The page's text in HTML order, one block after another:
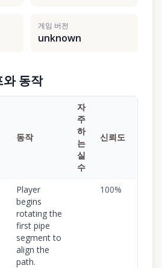
게임 버전
unknown
와 동작
동작
자
주
하
는
실
수
신뢰도
Player
begins
rotating the
first pipe
segment to
align the
path.
100%